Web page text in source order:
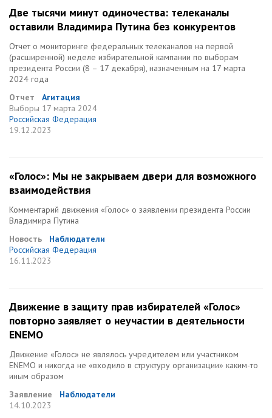
Две тысячи минут одиночества: телеканалы
оставили Владимира Путина без конкурентов
Отчет о мониторинге федеральных телеканалов на первой
(расширенной) неделе избирательной кампании по выборам
президента России (8 – 17 декабря), назначенным на 17 марта
2024 года
Отчет
Агитация
Выборы 17 марта 2024
Российская Федерация
19.12.2023
«Голос»: Мы не закрываем двери для возможного
взаимодействия
Комментарий движения «Голос» о заявлении президента России
Владимира Путина
Новость
Наблюдатели
Российская Федерация
16.11.2023
Движение в защиту прав избирателей «Голос»
повторно заявляет о неучастии в деятельности
ENEMO
Движение «Голос» не являлось учредителем или участником
ENEMO и никогда не «входило в структуру организации» каким-то
иным образом
Заявление
Наблюдатели
14.10.2023